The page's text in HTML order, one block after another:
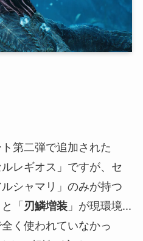
第二弾で追加された
レギオス」ですが、セ
シャマリ」のみが持つ
「 刃鱗増装」が現環境...
く使われていなかっ